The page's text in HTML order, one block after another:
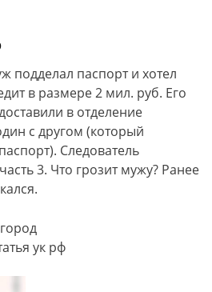
паспорт и хотел
в размере 2 мил. руб. Его
в отделение
с другом (который
Следователь
3. Что грозит мужу? Ранее
ук рф